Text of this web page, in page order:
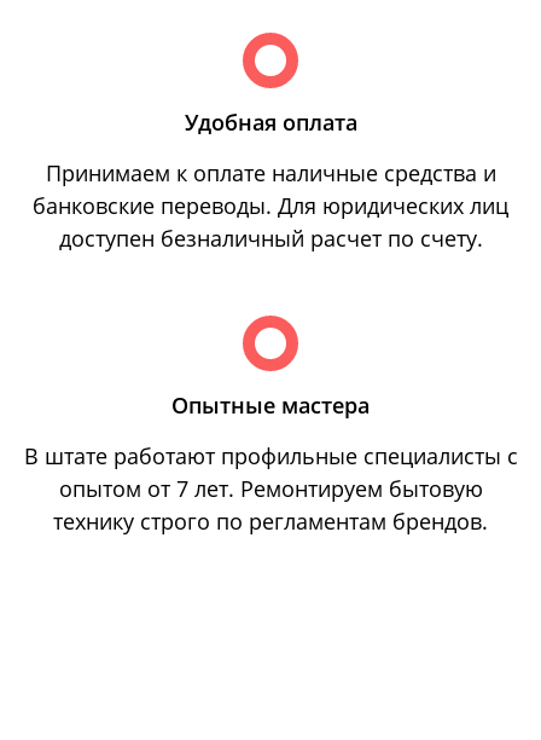
Удобная оплата
Принимаем к оплате наличные средства и
банковские переводы. Для юридических лиц
доступен безналичный расчет по счету.
Опытные мастера
В штате работают профильные специалисты с
опытом от 7 лет. Ремонтируем бытовую
технику строго по регламентам брендов.